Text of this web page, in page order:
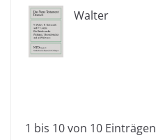
Walter
1 bis 10 von 10 Einträgen